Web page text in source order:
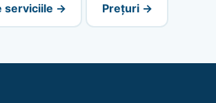
serviciile → Prețuri →